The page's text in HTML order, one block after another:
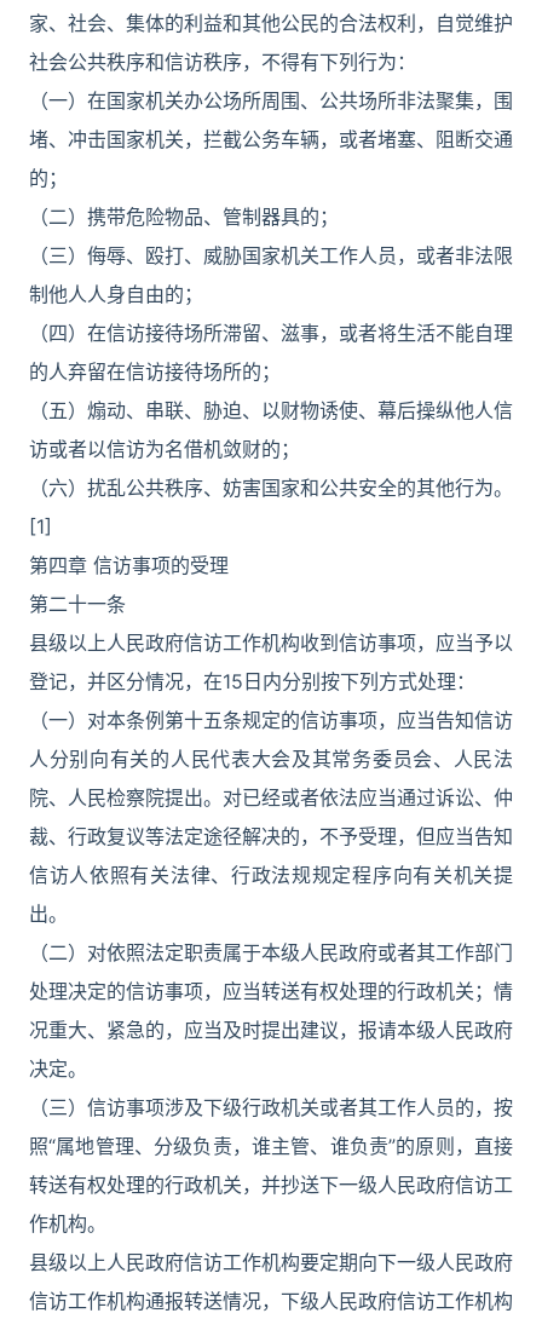
家、社会、集体的利益和其他公民的合法权利，自觉维护
社会公共秩序和信访秩序，不得有下列行为：
（一）在国家机关办公场所周围、公共场所非法聚集，围
堵、冲击国家机关，拦截公务车辆，或者堵塞、阻断交通
的；
（二）携带危险物品、管制器具的；
（三）侮辱、殴打、威胁国家机关工作人员，或者非法限
制他人人身自由的；
（四）在信访接待场所滞留、滋事，或者将生活不能自理
的人弃留在信访接待场所的；
（五）煽动、串联、胁迫、以财物诱使、幕后操纵他人信
访或者以信访为名借机敛财的；
（六）扰乱公共秩序、妨害国家和公共安全的其他行为。
[1]
第四章 信访事项的受理
第二十一条
县级以上人民政府信访工作机构收到信访事项，应当予以
登记，并区分情况，在15日内分别按下列方式处理：
（一）对本条例第十五条规定的信访事项，应当告知信访
人分别向有关的人民代表大会及其常务委员会、人民法
院、人民检察院提出。对已经或者依法应当通过诉讼、仲
裁、行政复议等法定途径解决的，不予受理，但应当告知
信访人依照有关法律、行政法规规定程序向有关机关提
出。
（二）对依照法定职责属于本级人民政府或者其工作部门
处理决定的信访事项，应当转送有权处理的行政机关；情
况重大、紧急的，应当及时提出建议，报请本级人民政府
决定。
（三）信访事项涉及下级行政机关或者其工作人员的，按
照“属地管理、分级负责，谁主管、谁负责”的原则，直接
转送有权处理的行政机关，并抄送下一级人民政府信访工
作机构。
县级以上人民政府信访工作机构要定期向下一级人民政府
信访工作机构通报转送情况，下级人民政府信访工作机构